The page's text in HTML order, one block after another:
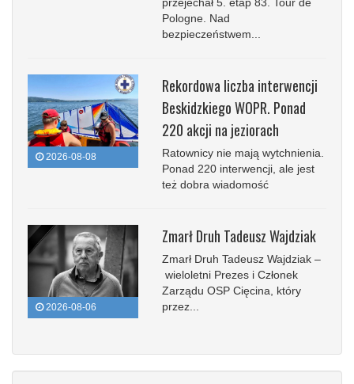
Pologne. Nad
bezpieczeństwem...
2026-08-08
Rekordowa liczba interwencji
Beskidzkiego WOPR. Ponad
220 akcji na jeziorach
Ratownicy nie mają wytchnienia.
Ponad 220 interwencji, ale jest
też dobra wiadomość
2026-08-06
Zmarł Druh Tadeusz Wajdziak
Zmarł Druh Tadeusz Wajdziak –
wieloletni Prezes i Członek
Zarządu OSP Cięcina, który
przez...